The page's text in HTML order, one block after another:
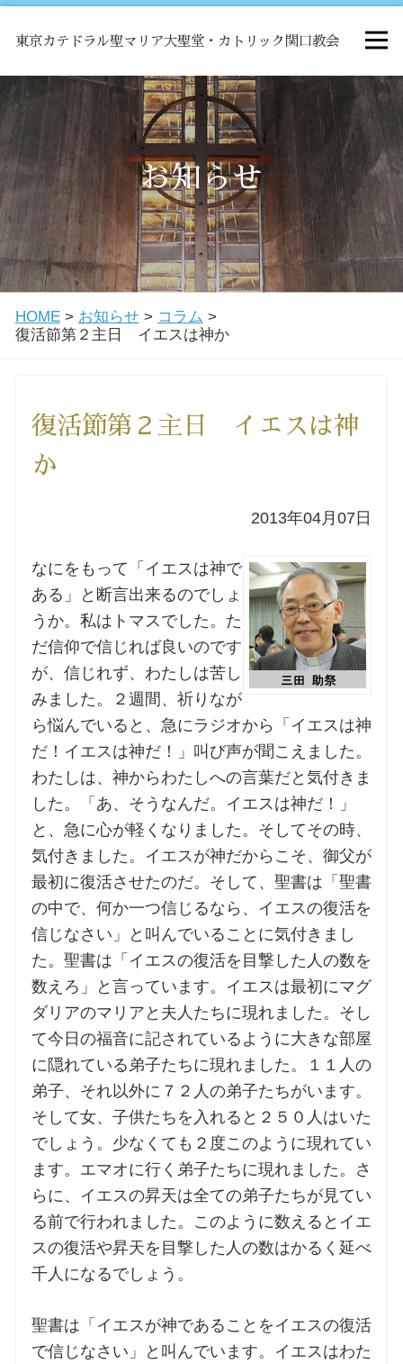
東京カテドラル聖マリア大聖堂・カトリック関口教会
HOME
ミサ
お知らせ
関口教会について
教会学校・中高生会
洗礼を希望される方
森田神父の講座
シスター中島の講座
教区カテキスタの講座
三田助祭の講座
オルガンメディテーション
お問合せ
交通・アクセス
ご利用にあたって
交通・アクセス
お知らせ
HOME> お知らせ> コラム >
復活節第２主日 イエスは神か
復活節第２主日 イエスは神
か
2013年04月07日
なにをもって「イエスは神で
ある」と断言出来るのでしょ
うか。私はトマスでした。た
だ信仰で信じれば良いのです
が、信じれず、わたしは苦し
みました。２週間、祈りなが
ら悩んでいると、急にラジオから「イエスは神
だ！イエスは神だ！」叫び声が聞こえました。
わたしは、神からわたしへの言葉だと気付きま
した。「あ、そうなんだ。イエスは神だ！」
と、急に心が軽くなりました。そしてその時、
気付きました。イエスが神だからこそ、御父が
最初に復活させたのだ。そして、聖書は「聖書
の中で、何か一つ信じるなら、イエスの復活を
信じなさい」と叫んでいることに気付きまし
た。聖書は「イエスの復活を目撃した人の数を
数えろ」と言っています。イエスは最初にマグ
ダリアのマリアと夫人たちに現れました。そし
て今日の福音に記されているように大きな部屋
に隠れている弟子たちに現れました。１１人の
弟子、それ以外に７２人の弟子たちがいます。
そして女、子供たちを入れると２５０人はいた
でしょう。少なくても２度このように現れてい
ます。エマオに行く弟子たちに現れました。さ
らに、イエスの昇天は全ての弟子たちが見てい
る前で行われました。このように数えるとイエ
スの復活や昇天を目撃した人の数はかるく延べ
千人になるでしょう。
聖書は「イエスが神であることをイエスの復活
で信じなさい」と叫んでいます。イエスはわた